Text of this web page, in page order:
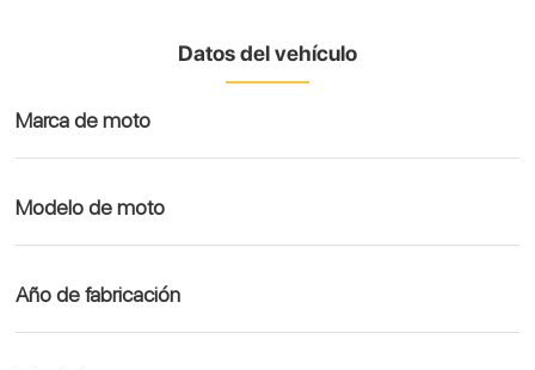
Datos del vehículo
Marca de moto
Modelo de moto
Año de fabricación